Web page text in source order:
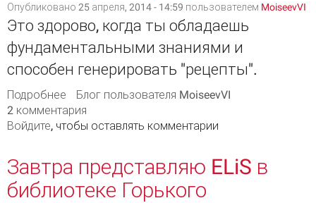
Опубликовано 25 апреля, 2014 - 14:59 пользователем MoiseevVI
Это здорово, когда ты обладаешь
фундаментальными знаниями и
способен генерировать "рецепты".
Подробнее о Знания против рецептов
Блог пользователя MoiseevVI
2 комментария
Войдите, чтобы оставлять комментарии
Завтра представляю ELiS в
библиотеке Горького